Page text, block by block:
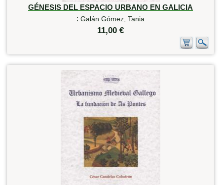
GÉNESIS DEL ESPACIO URBANO EN GALICIA
: Galán Gómez, Tania
11,00 €